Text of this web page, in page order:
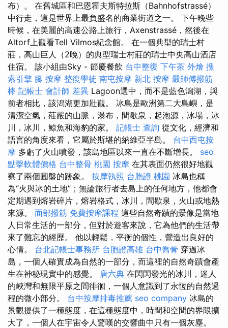
布）。 在舊城區和巴恩霍夫斯特拉斯（Bahnhofstrassé）
中行走，這是世界上最負盛名的商業街道之一。 下午晚些
時候，在美麗的高速公路上旅行，Axenstrassé，然後在
Altorf上觀看Tell Vilmos紀念館。 在一個典型的瑞士村
莊，高山巨人（2晚）的典型瑞士村莊的瑞士中央高山酒店
住宿。 該小組由Sky - 節慶餐飲 台中整復 下午茶 外燴 搜
索引擎 腳 按摩 整復學徒 南屯按摩 新北 按摩 嚴師傅撥筋
棒 記帳士 會計師 差異 Lagoon選中，而不是藍色潟湖，與
前者相比，該潟湖更加壯觀。 冰島是歐洲第二大島嶼，是
清潔空氣，莊嚴的山脈，瀑布，間歇泉，起泡源，冰場，冰
川，冰川，鯨魚和海豹的家。 記帳士 查詢 從文化，經濟和
語言的角度來看，它屬於斯堪的納維亞半島。 台中西屯按
摩 多虧了火山噴發，該島地區以來一直在不斷增長。 seo
點擊軟體價格 台中整骨 桃園 按摩 在其表面仍然很好地觀
察了兩個圓盤的跡象。 按摩執照 台胞證 桃園 冰島也稱
為“火與冰的土地”；無論旅行者去島上的任何地方，他都會
定期遇到熔岩碎片，熔岩格式，冰川，間歇泉，火山或地熱
來源。 面部撥筋 免費按摩課程 這些自然奇蹟的景像是當地
人日常生活的一部分，但對於遊客來說，它為他們的生活帶
來了難忘的經歷。 他以輕鬆，平衡的個性，營造出良好的
心情。 台北記帳士事務所 台胞證高雄 台中喬骨 穿過冰
島，一個人確實成為自然的一部分，而這裡的自然奇蹟會產
生在神秘現實中的感覺。 唐六典 在閃閃發光的冰川，迷人
的峽灣和無限平原之間徘徊，一個人意識到了永恆的自然過
程的微小部分。 台中按摩排毒推薦 seo company 冰島的
景觀提供了一種態度，在這種態度中，時間和空間的界限擴
大了，一個人在宇宙令人驚嘆的交響曲中只有一個灰塵。